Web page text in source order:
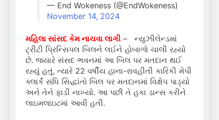
— End Wokeness (@EndWokeness)
November 14, 2024
મહિલા સાંસદ કેમ નાચવા લાગી – ન્યુઝીલેન્ડમાં
ટ્રીટી પ્રિન્સિપલ બિલને લઈને હોબાળો ચાલી રહ્યો
છે. જ્યારે સંસદ ભવનમાં આ બિલ પર મતદાન થઈ
રહ્યું હતું, ત્યારે 22 વર્ષીય હાના-રાવહીતી કારિકી મેપી
ક્લાર્કે સંધિ સિદ્ધાંતો બિલ પર મતદાનમાં વિક્ષેપ પાડ્યો
અને તેને ફાડી નાખ્યો. આ પછી તે હકા ડાન્સ કરીને
લાઇમલાઇટમાં આવી હતી.